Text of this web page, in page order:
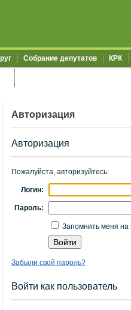
Собрание депутатов КРК
Авторизация
Авторизация
Пожалуйста, авторизуйтесь:
Логин:
Пароль:
Запомнить меня на
Забыли свой пароль?
Войти как пользователь